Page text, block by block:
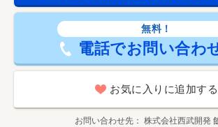
無料！
電話でお問い合わ
お気に入りに追加する
お問い合わせ先
株式会社西武開発